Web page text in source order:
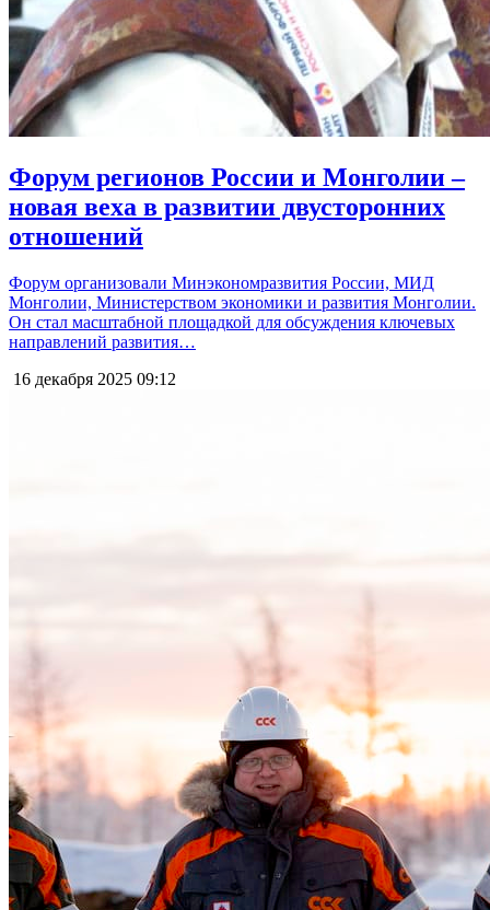
Форум регионов России и Монголии –
новая веха в развитии двусторонних
отношений
Форум организовали Минэкономразвития России, МИД
Монголии, Министерством экономики и развития Монголии.
Он стал масштабной площадкой для обсуждения ключевых
направлений развития…
16 декабря 2025 09:12